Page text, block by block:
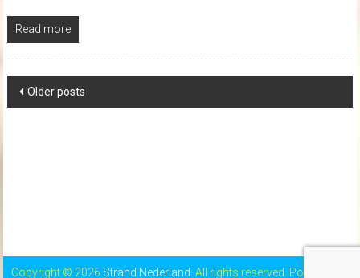
Read more
navigation
Older posts
Copyright © 2026 Strand Nederland . All rights reserved. Powered by